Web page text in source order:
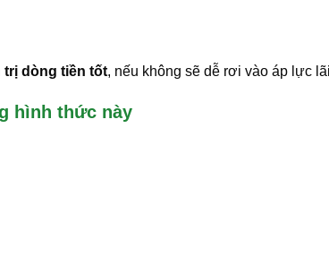
trị dòng tiền tốt, nếu không sẽ dễ rơi vào áp lực
hình thức này